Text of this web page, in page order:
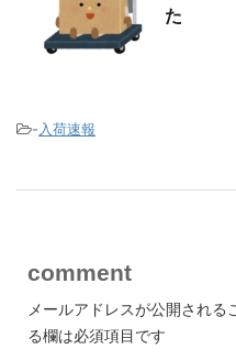
た
- 入荷速報
comment
メールアドレスが公開される
る欄は必須項目です